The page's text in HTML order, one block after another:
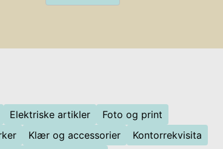
Elektriske artikler
Foto og print
Klær og accessorier
Kontorrekvisita